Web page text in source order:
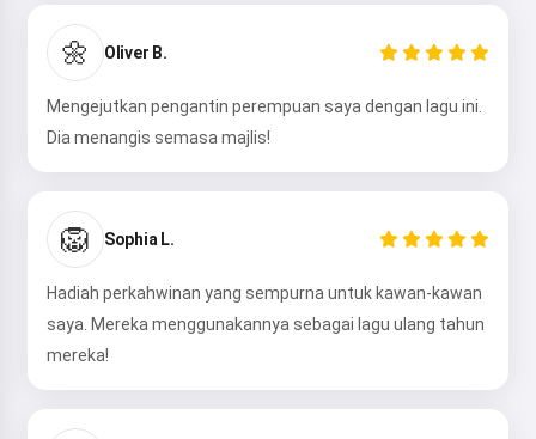
🌼 Oliver B.
Mengejutkan pengantin perempuan saya dengan lagu ini.
Dia menangis semasa majlis!
🦁 Sophia L.
Hadiah perkahwinan yang sempurna untuk kawan-kawan
saya. Mereka menggunakannya sebagai lagu ulang tahun
mereka!
Hai 👋
Saya boleh mencipta lagu, menulis
puisi dan ucapan tahniah 🥰